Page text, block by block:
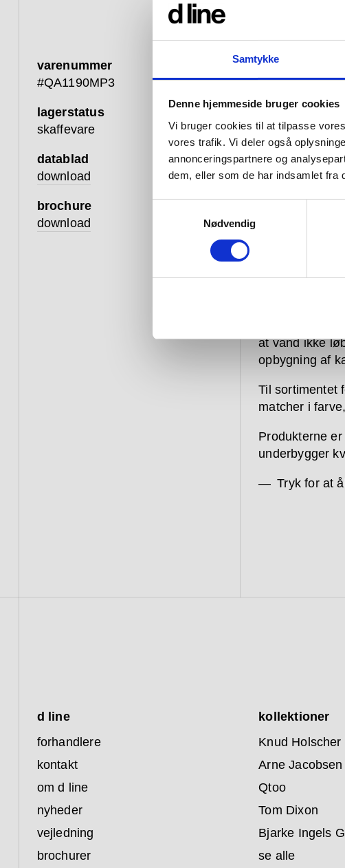
Samtykke
Denne hjemmeside bruger cookies
Vi bruger cookies til at tilpasse
vores trafik. Vi deler også
annonceringspartnere og
dem, eller som de har indsamlet fra
Nødvendig
varenummer
#QA1190MP3
lagerstatus
skaffevare
datablad
download
brochure
download
Qtoo
materiale
Vores
eller ved
samme;
for vandet,
de
hvilket gør
vandhanerne
at vand ikke
opbygning af
Til sortimentet
matcher i
Produkterne
underbygger
Tryk for at
d line
forhandlere
kontakt
om d line
nyheder
vejledning
brochurer
kollektioner
Knud Holscher
Arne Jacobsen
Qtoo
Tom Dixon
Bjarke Ingels
se alle